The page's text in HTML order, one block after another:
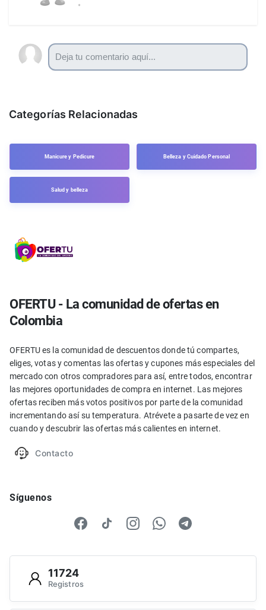
Categorías Relacionadas
Manicure y Pedicure Belleza y Cuidado Personal
Salud y belleza
OFERTU - La comunidad de ofertas en
Colombia
OFERTU es la comunidad de descuentos donde tú compartes,
eliges, votas y comentas las ofertas y cupones más especiales del
mercado con otros compradores para así, entre todos, encontrar
las mejores oportunidades de compra en internet. Las mejores
ofertas reciben más votos positivos por parte de la comunidad
incrementando así su temperatura. Atrévete a pasarte de vez en
cuando y descubrir las ofertas más calientes en internet.
Contacto
Síguenos
11724
Registros